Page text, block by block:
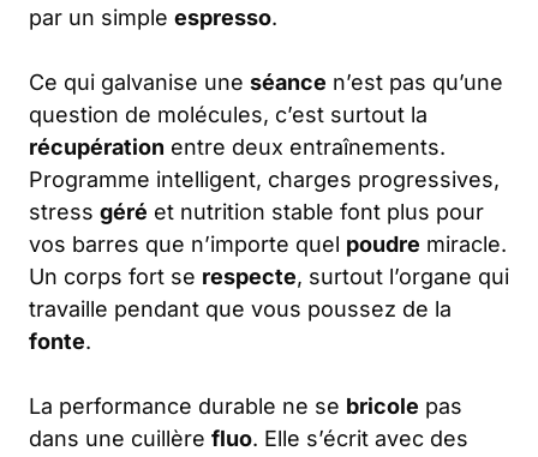
par un simple espresso.
Ce qui galvanise une séance n’est pas qu’une
question de molécules, c’est surtout la
récupération entre deux entraînements.
Programme intelligent, charges progressives,
stress géré et nutrition stable font plus pour
vos barres que n’importe quel poudre miracle.
Un corps fort se respecte, surtout l’organe qui
travaille pendant que vous poussez de la
fonte.
La performance durable ne se bricole pas
dans une cuillère fluo. Elle s’écrit avec des